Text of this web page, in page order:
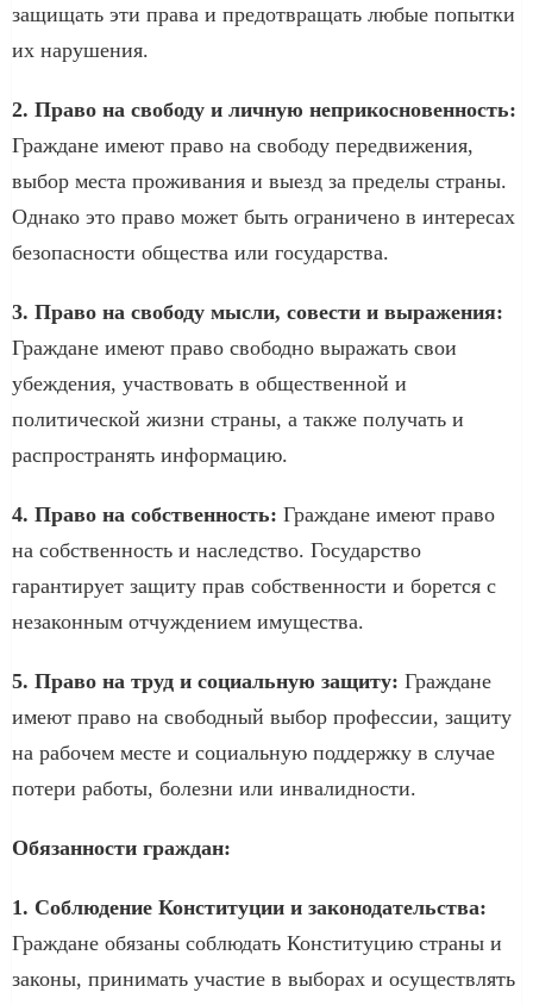
защищать эти права и предотвращать любые попытки
их нарушения.
2. Право на свободу и личную неприкосновенность:
Граждане имеют право на свободу передвижения,
выбор места проживания и выезд за пределы страны.
Однако это право может быть ограничено в интересах
безопасности общества или государства.
3. Право на свободу мысли, совести и выражения:
Граждане имеют право свободно выражать свои
убеждения, участвовать в общественной и
политической жизни страны, а также получать и
распространять информацию.
4. Право на собственность: Граждане имеют право
на собственность и наследство. Государство
гарантирует защиту прав собственности и борется с
незаконным отчуждением имущества.
5. Право на труд и социальную защиту: Граждане
имеют право на свободный выбор профессии, защиту
на рабочем месте и социальную поддержку в случае
потери работы, болезни или инвалидности.
Обязанности граждан:
1. Соблюдение Конституции и законодательства:
Граждане обязаны соблюдать Конституцию страны и
законы, принимать участие в выборах и осуществлять